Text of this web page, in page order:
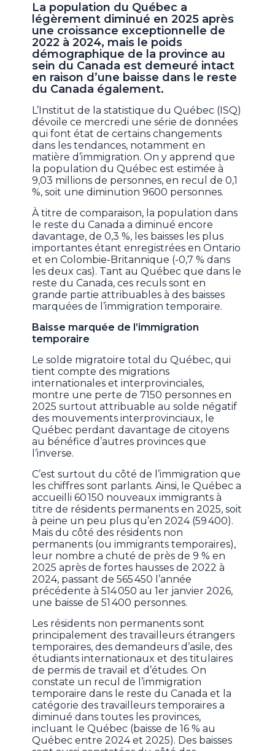
La population du Québec a
légèrement diminué en 2025 après
une croissance exceptionnelle de
2022 à 2024, mais le poids
démographique de la province au
sein du Canada est demeuré intact
en raison d’une baisse dans le reste
du Canada également.
L’Institut de la statistique du Québec (ISQ)
dévoile ce mercredi une série de données
qui font état de certains changements
dans les tendances, notamment en
matière d’immigration. On y apprend que
la population du Québec est estimée à
9,03 millions de personnes, en recul de 0,1
%, soit une diminution 9600 personnes.
À titre de comparaison, la population dans
le reste du Canada a diminué encore
davantage, de 0,3 %, les baisses les plus
importantes étant enregistrées en Ontario
et en Colombie-Britannique (-0,7 % dans
les deux cas). Tant au Québec que dans le
reste du Canada, ces reculs sont en
grande partie attribuables à des baisses
marquées de l’immigration temporaire.
Baisse marquée de l’immigration
temporaire
Le solde migratoire total du Québec, qui
tient compte des migrations
internationales et interprovinciales,
montre une perte de 7150 personnes en
2025 surtout attribuable au solde négatif
des mouvements interprovinciaux, le
Québec perdant davantage de citoyens
au bénéfice d’autres provinces que
l’inverse.
C’est surtout du côté de l’immigration que
les chiffres sont parlants. Ainsi, le Québec a
accueilli 60 150 nouveaux immigrants à
titre de résidents permanents en 2025, soit
à peine un peu plus qu’en 2024 (59 400).
Mais du côté des résidents non
permanents (ou immigrants temporaires),
leur nombre a chuté de près de 9 % en
2025 après de fortes hausses de 2022 à
2024, passant de 565 450 l’année
précédente à 514 050 au 1er janvier 2026,
une baisse de 51 400 personnes.
Les résidents non permanents sont
principalement des travailleurs étrangers
temporaires, des demandeurs d’asile, des
étudiants internationaux et des titulaires
de permis de travail et d’études. On
constate un recul de l’immigration
temporaire dans le reste du Canada et la
catégorie des travailleurs temporaires a
diminué dans toutes les provinces,
incluant le Québec (baisse de 16 % au
Québec entre 2024 et 2025). Des baisses